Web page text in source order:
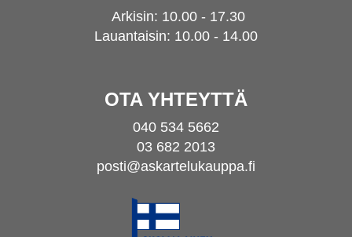
Arkisin: 10.00 - 17.30
Lauantaisin: 10.00 - 14.00
OTA YHTEYTTÄ
040 534 5662
03 682 2013
posti@askartelukauppa.fi